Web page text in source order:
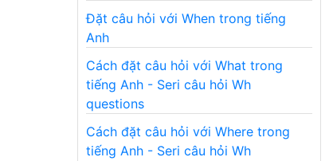
Đặt câu hỏi với When trong tiếng
Anh
Cách đặt câu hỏi với What trong
tiếng Anh - Seri câu hỏi Wh
questions
Cách đặt câu hỏi với Where trong
tiếng Anh - Seri câu hỏi Wh